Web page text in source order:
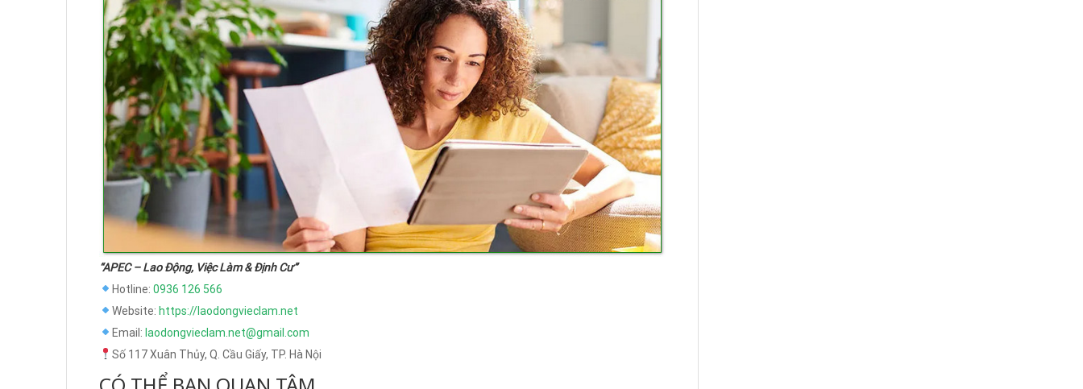
“APEC – Lao Động, Việc Làm & Định Cư”
Hotline: 0936 126 566
Website: https://laodongvieclam.net
Email: laodongvieclam.net@gmail.com
Số 117 Xuân Thủy, Q. Cầu Giấy, TP. Hà Nội